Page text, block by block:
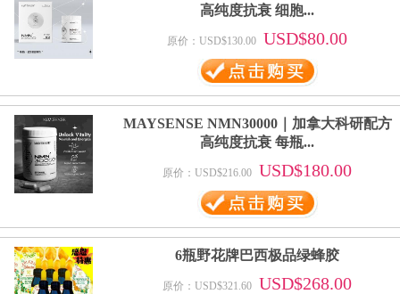
高纯度抗衰 细胞...
原价：USD$130.00 USD$80.00
MAYSENSE NMN30000｜加拿大科研配方
高纯度抗衰 每瓶...
原价：USD$216.00 USD$180.00
6瓶野花牌巴西极品绿蜂胶
原价：USD$321.60 USD$268.00